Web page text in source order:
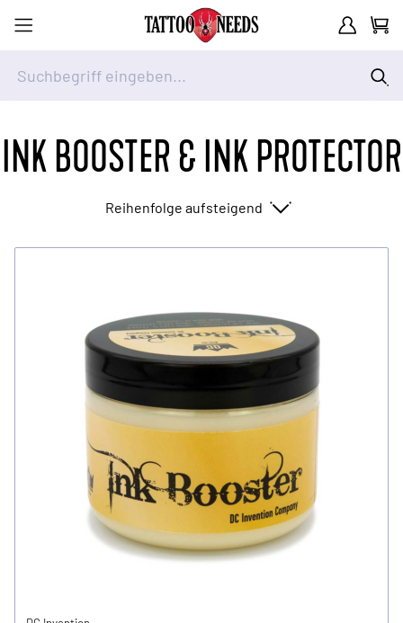
INK BOOSTER & INK PROTECTOR
Sortieren nach